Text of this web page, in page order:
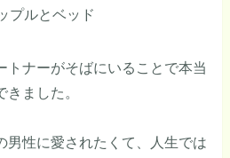
トナーがそばにいることで本当
ました。
男性に愛されたくて、人生では